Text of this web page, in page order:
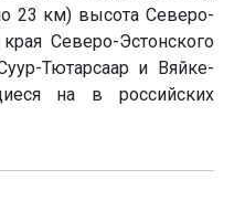
23 км) высота Северо-
Северо-Эстонского
Тютарсаар и Вяйке-
на в российских